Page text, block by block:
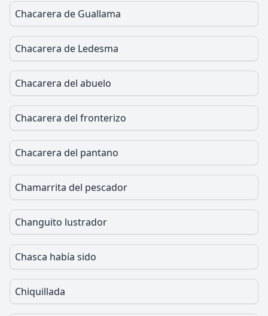
Chacarera de Guallama
Chacarera de Ledesma
Chacarera del abuelo
Chacarera del fronterizo
Chacarera del pantano
Chamarrita del pescador
Changuito lustrador
Chasca había sido
Chiquillada